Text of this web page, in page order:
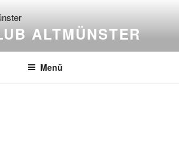
ALTMÜNSTER
Menü